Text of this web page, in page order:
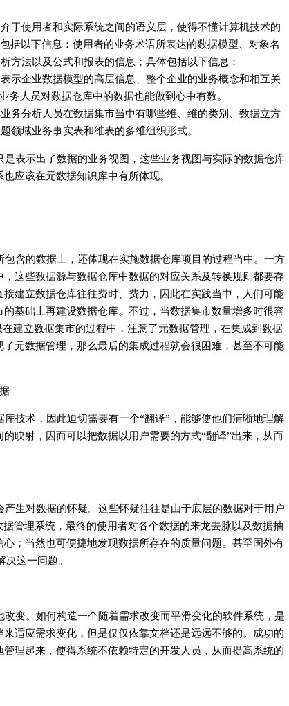
于使用者和实际系统之间的语义层，使得不懂计算机技术的
括以下信息：使用者的业务术语所表达的数据模型、对象名
方法以及公式和报表的信息；具体包括以下信息：
示企业数据模型的高层信息、整个企业的业务概念和相互关
务人员对数据仓库中的数据也能做到心中有数。
务分析人员在数据集市当中有哪些维、维的类别、数据立方
领域业务事实表和维表的多维组织形式。
表示出了数据的业务视图，这些业务视图与实际的数据仓库
应该在元数据知识库中有所体现。
含的数据上，还体现在实施数据仓库项目的过程当中。一方
这些数据源与数据仓库中数据的对应关系及转换规则都要存
建立数据仓库往往费时、费力，因此在实践当中，人们可能
基础上再建设数据仓库。不过，当数据集市数量增多时很容
建立数据集市的过程中，注意了元数据管理，在集成到数据
元数据管理，那么最后的集成过程就会很困难，甚至不可能
技术，因此迫切需要有一个“翻译”，能够使他们清晰地理解
映射，因而可以把数据以用户需要的方式“翻译”出来，从而
生对数据的怀疑。这些怀疑往往是由于底层的数据对于用户
管理系统，最终的使用者对各个数据的来龙去脉以及数据抽
；当然也可便捷地发现数据所存在的质量问题。甚至国外有
这一问题。
变。如何构造一个随着需求改变而平滑变化的软件系统，是
适应需求变化，但是仅仅依靠文档还是远远不够的。成功的
理起来，使得系统不依赖特定的开发人员，从而提高系统的